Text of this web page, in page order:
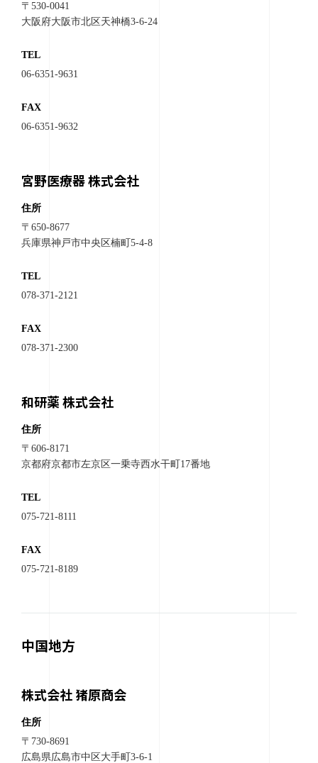
〒530-0041
大阪府大阪市北区天神橋3-6-24
TEL
06-6351-9631
FAX
06-6351-9632
宮野医療器 株式会社
住所
〒650-8677
兵庫県神戸市中央区楠町5-4-8
TEL
078-371-2121
FAX
078-371-2300
和研薬 株式会社
住所
〒606-8171
京都府京都市左京区一乗寺西水干町17番地
TEL
075-721-8111
FAX
075-721-8189
中国地方
株式会社 猪原商会
住所
〒730-8691
広島県広島市中区大手町3-6-1